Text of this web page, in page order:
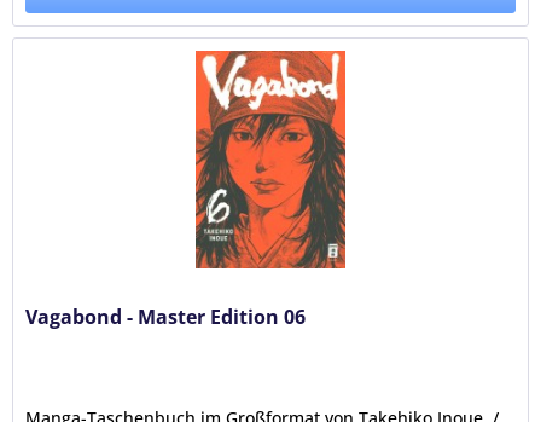
Vagabond - Master Edition 06